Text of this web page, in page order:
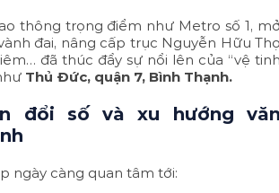
thông trọng điểm như Metro số 1,
đai, nâng cấp trục Nguyễn Hữu
đã thúc đẩy sự nổi lên của “vệ
Thủ Đức, quận 7, Bình Thạnh.
đổi số và xu hướng
ngày càng quan tâm tới: